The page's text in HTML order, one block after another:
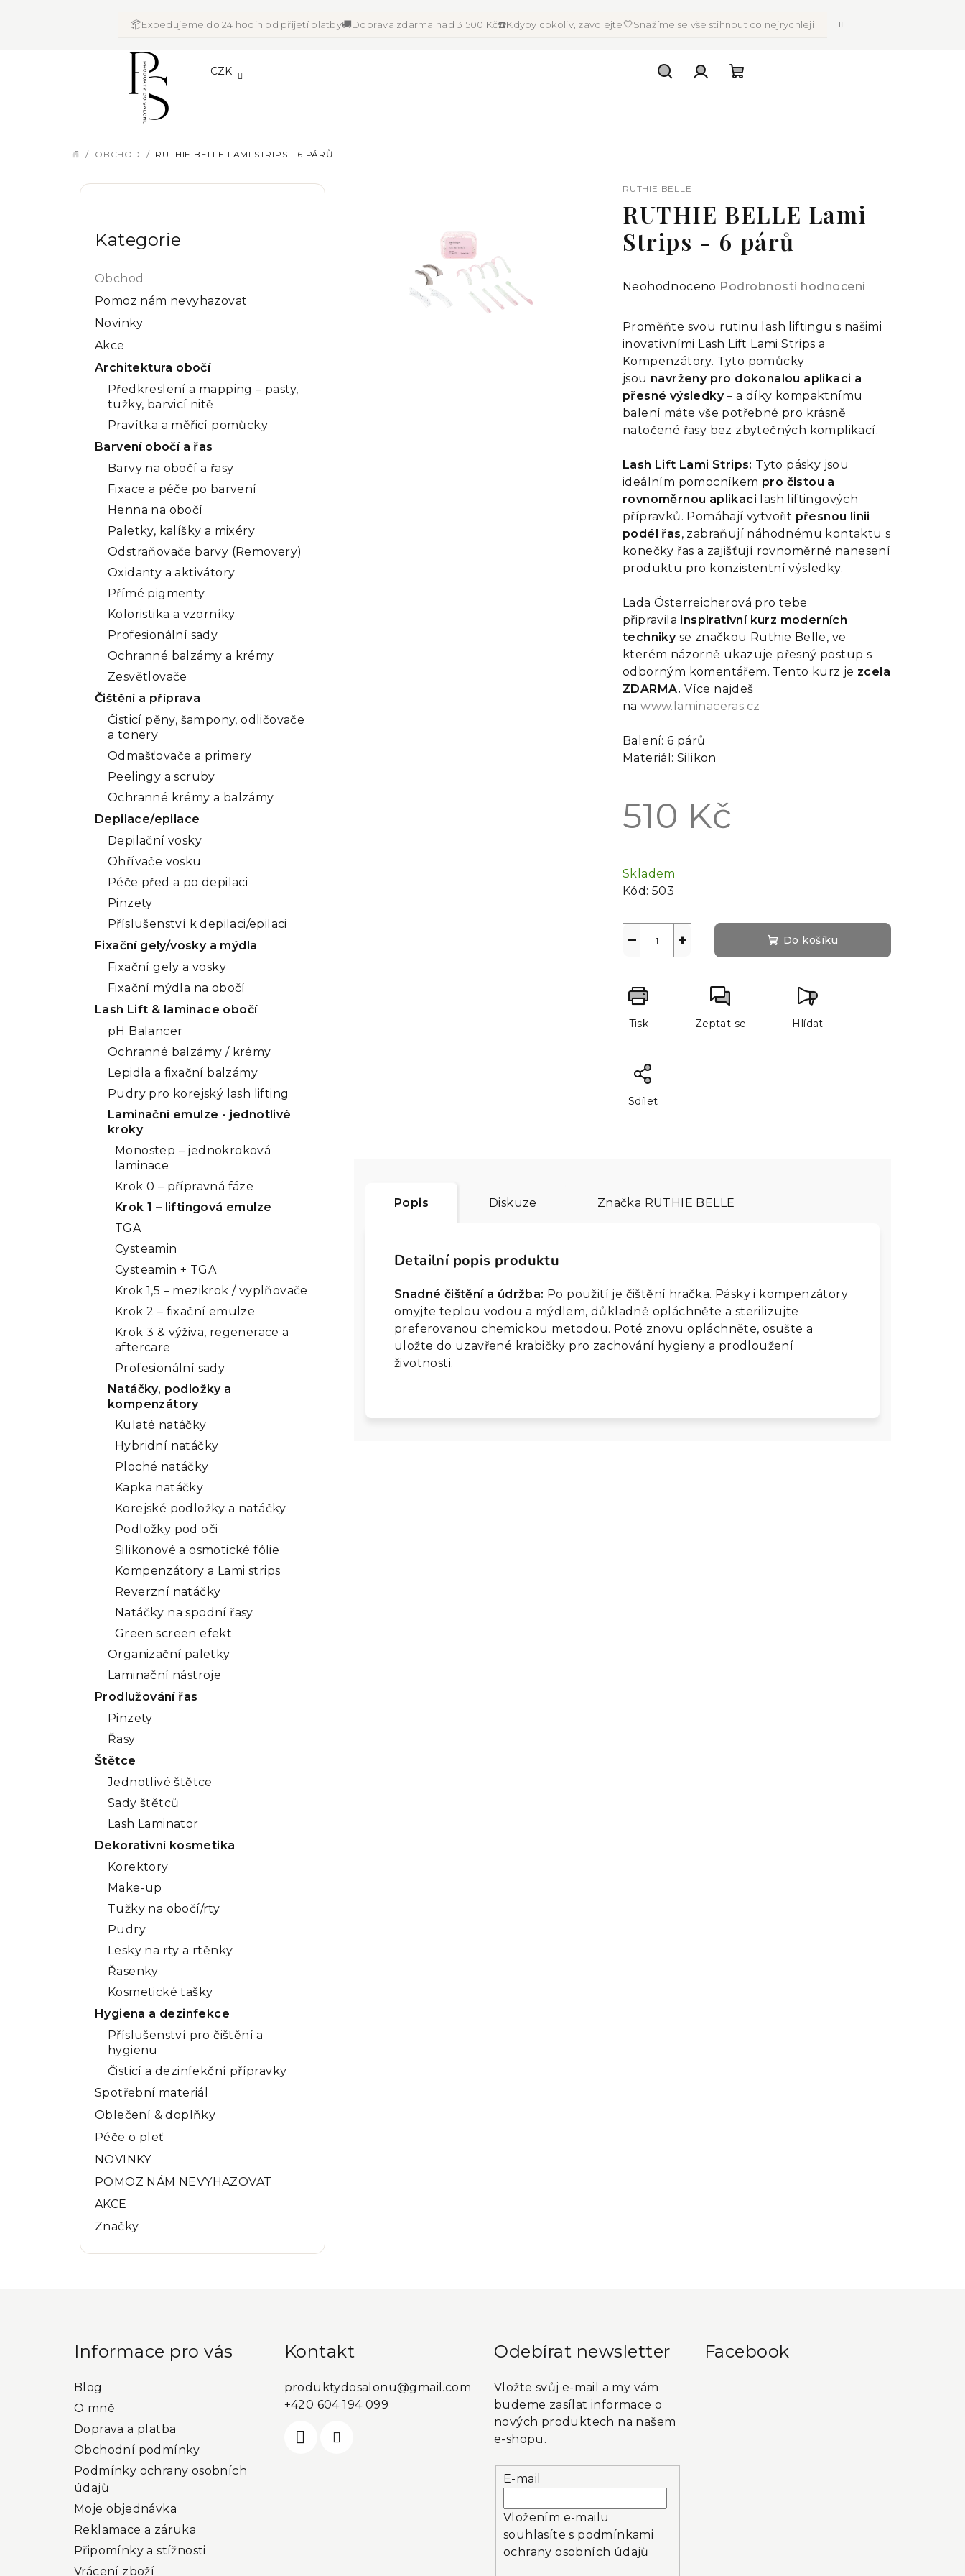
📦Expedujeme do 24 hodin od přijetí platby🚚Doprava zdarma nad 3 500 Kč☎️Kdyby cokoliv, zavolejte🤍Snažíme se vše stihnout co nejrychleji
CZK
DOMŮ
/ OBCHOD / RUTHIE BELLE LAMI STRIPS - 6 PÁRŮ
Kategorie
Obchod
Pomoz nám nevyhazovat
Novinky
Akce
Architektura obočí
Předkreslení a mapping – pasty,
tužky, barvicí nitě
Pravítka a měřicí pomůcky
Barvení obočí a řas
Barvy na obočí a řasy
Fixace a péče po barvení
Henna na obočí
Paletky, kalíšky a mixéry
Odstraňovače barvy (Removery)
Oxidanty a aktivátory
Přímé pigmenty
Koloristika a vzorníky
Profesionální sady
Ochranné balzámy a krémy
Zesvětlovače
Čištění a příprava
Čisticí pěny, šampony, odličovače
a tonery
Odmašťovače a primery
Peelingy a scruby
Ochranné krémy a balzámy
Depilace/epilace
Depilační vosky
Ohřívače vosku
Péče před a po depilaci
Pinzety
Příslušenství k depilaci/epilaci
Fixační gely/vosky a mýdla
Fixační gely a vosky
Fixační mýdla na obočí
Lash Lift & laminace obočí
pH Balancer
Ochranné balzámy / krémy
Lepidla a fixační balzámy
Pudry pro korejský lash lifting
Laminační emulze - jednotlivé
kroky
Monostep – jednokroková
laminace
Krok 0 – přípravná fáze
Krok 1 – liftingová emulze
TGA
Cysteamin
Cysteamin + TGA
Krok 1,5 – mezikrok / vyplňovače
Krok 2 – fixační emulze
Krok 3 & výživa, regenerace a
aftercare
Profesionální sady
Natáčky, podložky a
kompenzátory
Kulaté natáčky
Hybridní natáčky
Ploché natáčky
Kapka natáčky
Korejské podložky a natáčky
Podložky pod oči
Silikonové a osmotické fólie
Kompenzátory a Lami strips
Reverzní natáčky
Natáčky na spodní řasy
Green screen efekt
Organizační paletky
Laminační nástroje
Prodlužování řas
Pinzety
Řasy
Štětce
Jednotlivé štětce
Sady štětců
Lash Laminator
Dekorativní kosmetika
Korektory
Make-up
Tužky na obočí/rty
Pudry
Lesky na rty a rtěnky
Řasenky
Kosmetické tašky
Hygiena a dezinfekce
Příslušenství pro čištění a
hygienu
Čisticí a dezinfekční přípravky
Spotřební materiál
Oblečení & doplňky
Péče o pleť
NOVINKY
POMOZ NÁM NEVYHAZOVAT
AKCE
Značky
RUTHIE BELLE
RUTHIE BELLE Lami
Strips - 6 párů
Průměrné
produktu
je
0,0
z
5
hvězdiček.
Neohodnoceno Podrobnosti hodnocení
Proměňte svou rutinu lash liftingu s našimi
inovativními Lash Lift Lami Strips a
Kompenzátory. Tyto pomůcky
jsou navrženy pro dokonalou aplikaci a
přesné výsledky – a díky kompaktnímu
balení máte vše potřebné pro krásně
natočené řasy bez zbytečných komplikací.
Lash Lift Lami Strips: Tyto pásky jsou
ideálním pomocníkem pro čistou a
rovnoměrnou aplikaci lash liftingových
přípravků. Pomáhají vytvořit přesnou linii
podél řas, zabraňují náhodnému kontaktu s
konečky řas a zajišťují rovnoměrné nanesení
produktu pro konzistentní výsledky.
Lada Österreicherová pro tebe
připravila inspirativní kurz moderních
techniky se značkou Ruthie Belle, ve
kterém názorně ukazuje přesný postup s
odborným komentářem. Tento kurz je zcela
ZDARMA. Více najdeš
na www.laminaceras.cz
Balení: 6 párů
Materiál: Silikon
510 Kč
cena:
Skladem
Kód: 503
+
− Do košíku
Tisk Zeptat se Hlídat
Sdílet
Popis Diskuze Značka RUTHIE BELLE
Detailní popis produktu
Snadné čištění a údržba: Po použití je čištění hračka. Pásky i kompenzátory
omyjte teplou vodou a mýdlem, důkladně opláchněte a sterilizujte
preferovanou chemickou metodou. Poté znovu opláchněte, osušte a
uložte do uzavřené krabičky pro zachování hygieny a prodloužení
životnosti.
Informace pro vás
Blog
O mně
Doprava a platba
Obchodní podmínky
Podmínky ochrany osobních
údajů
Moje objednávka
Reklamace a záruka
Připomínky a stížnosti
Vrácení zboží
Kontakt
produktydosalonu@gmail.com
+420 604 194 099
Odebírat newsletter
Vložte svůj e-mail a my vám
budeme zasílat informace o
nových produktech na našem
e-shopu.
E-mail
Vložením e-mailu
souhlasíte s podmínkami
ochrany osobních údajů
Facebook